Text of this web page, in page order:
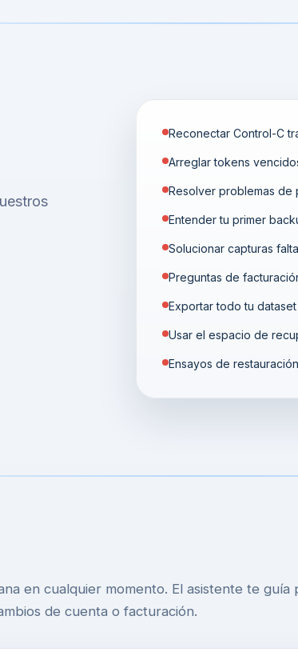
Reconectar Control-C
Arreglar tokens
Resolver problemas de
Entender tu primer
Solucionar capturas
Preguntas de
Exportar todo tu dataset
Usar el espacio de
Ensayos de
en cualquier momento. El asistente te guía
de cuenta o facturación.